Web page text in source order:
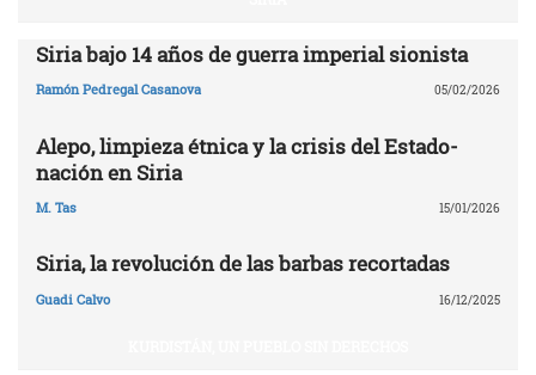
Siria bajo 14 años de guerra imperial sionista
Ramón Pedregal Casanova 05/02/2026
Alepo, limpieza étnica y la crisis del Estado-
nación en Siria
M. Tas 15/01/2026
Siria, la revolución de las barbas recortadas
Guadi Calvo 16/12/2025